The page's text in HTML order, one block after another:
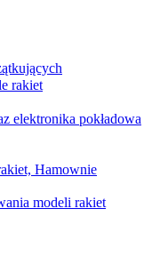
rakiet
elektronika pokładowa
Hamownie
modeli rakiet